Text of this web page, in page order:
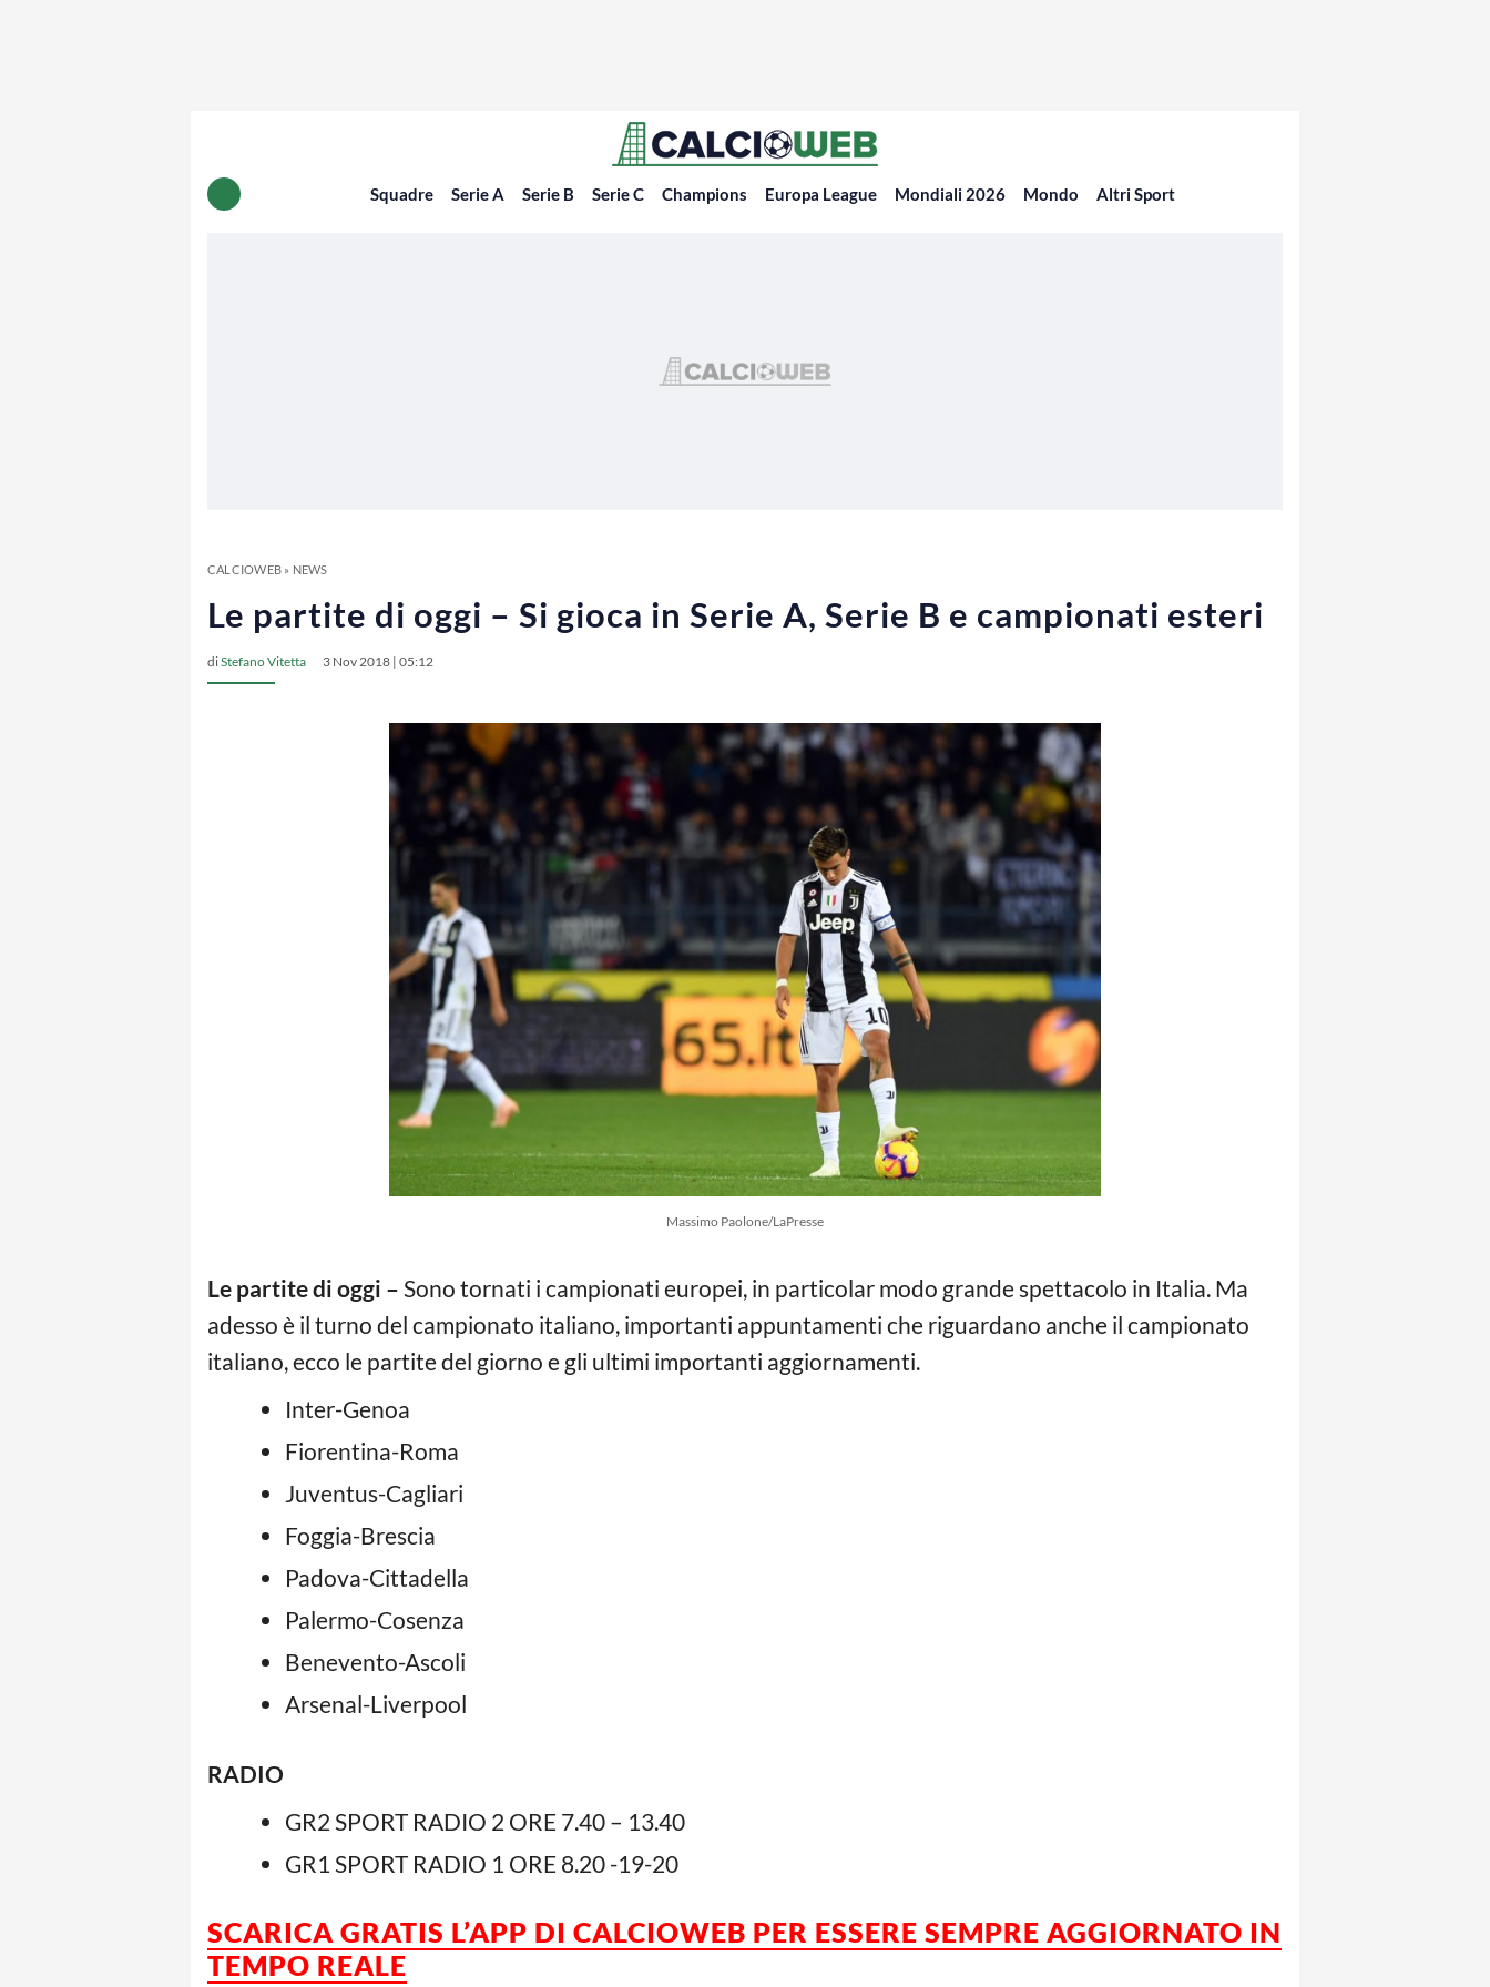
Squadre Serie A Serie B Serie C Champions Europa League Mondiali 2026 Mondo Altri Sport
CALCIOWEB» NEWS
Le partite di oggi – Si gioca in Serie A, Serie B e campionati esteri
diStefano Vitetta 3 Nov 2018 | 05:12
Massimo Paolone/LaPresse
Le partite di oggi – Sono tornati i campionati europei, in particolar modo grande spettacolo in Italia. Ma
adesso è il turno del campionato italiano, importanti appuntamenti che riguardano anche il campionato
italiano, ecco le partite del giorno e gli ultimi importanti aggiornamenti.
Inter-Genoa
Fiorentina-Roma
Juventus-Cagliari
Foggia-Brescia
Padova-Cittadella
Palermo-Cosenza
Benevento-Ascoli
Arsenal-Liverpool
RADIO
GR2 SPORT RADIO 2 ORE 7.40 – 13.40
GR1 SPORT RADIO 1 ORE 8.20 -19-20
SCARICA GRATIS L’APP DI CALCIOWEB PER ESSERE SEMPRE AGGIORNATO IN
TEMPO REALE